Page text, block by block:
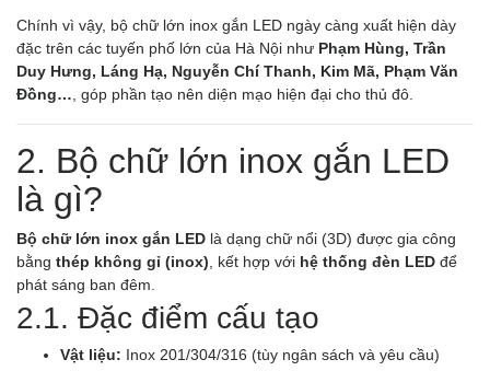
Chính vì vậy, bộ chữ lớn inox gắn LED ngày càng xuất hiện dày
đặc trên các tuyến phố lớn của Hà Nội như Phạm Hùng, Trần
Duy Hưng, Láng Hạ, Nguyễn Chí Thanh, Kim Mã, Phạm Văn
Đồng… , góp phần tạo nên diện mạo hiện đại cho thủ đô.
2. Bộ chữ lớn inox gắn LED
là gì?
Bộ chữ lớn inox gắn LED là dạng chữ nổi (3D) được gia công
bằng thép không gỉ (inox) , kết hợp với hệ thống đèn LED để
phát sáng ban đêm.
2.1. Đặc điểm cấu tạo
Vật liệu: Inox 201/304/316 (tùy ngân sách và yêu cầu)